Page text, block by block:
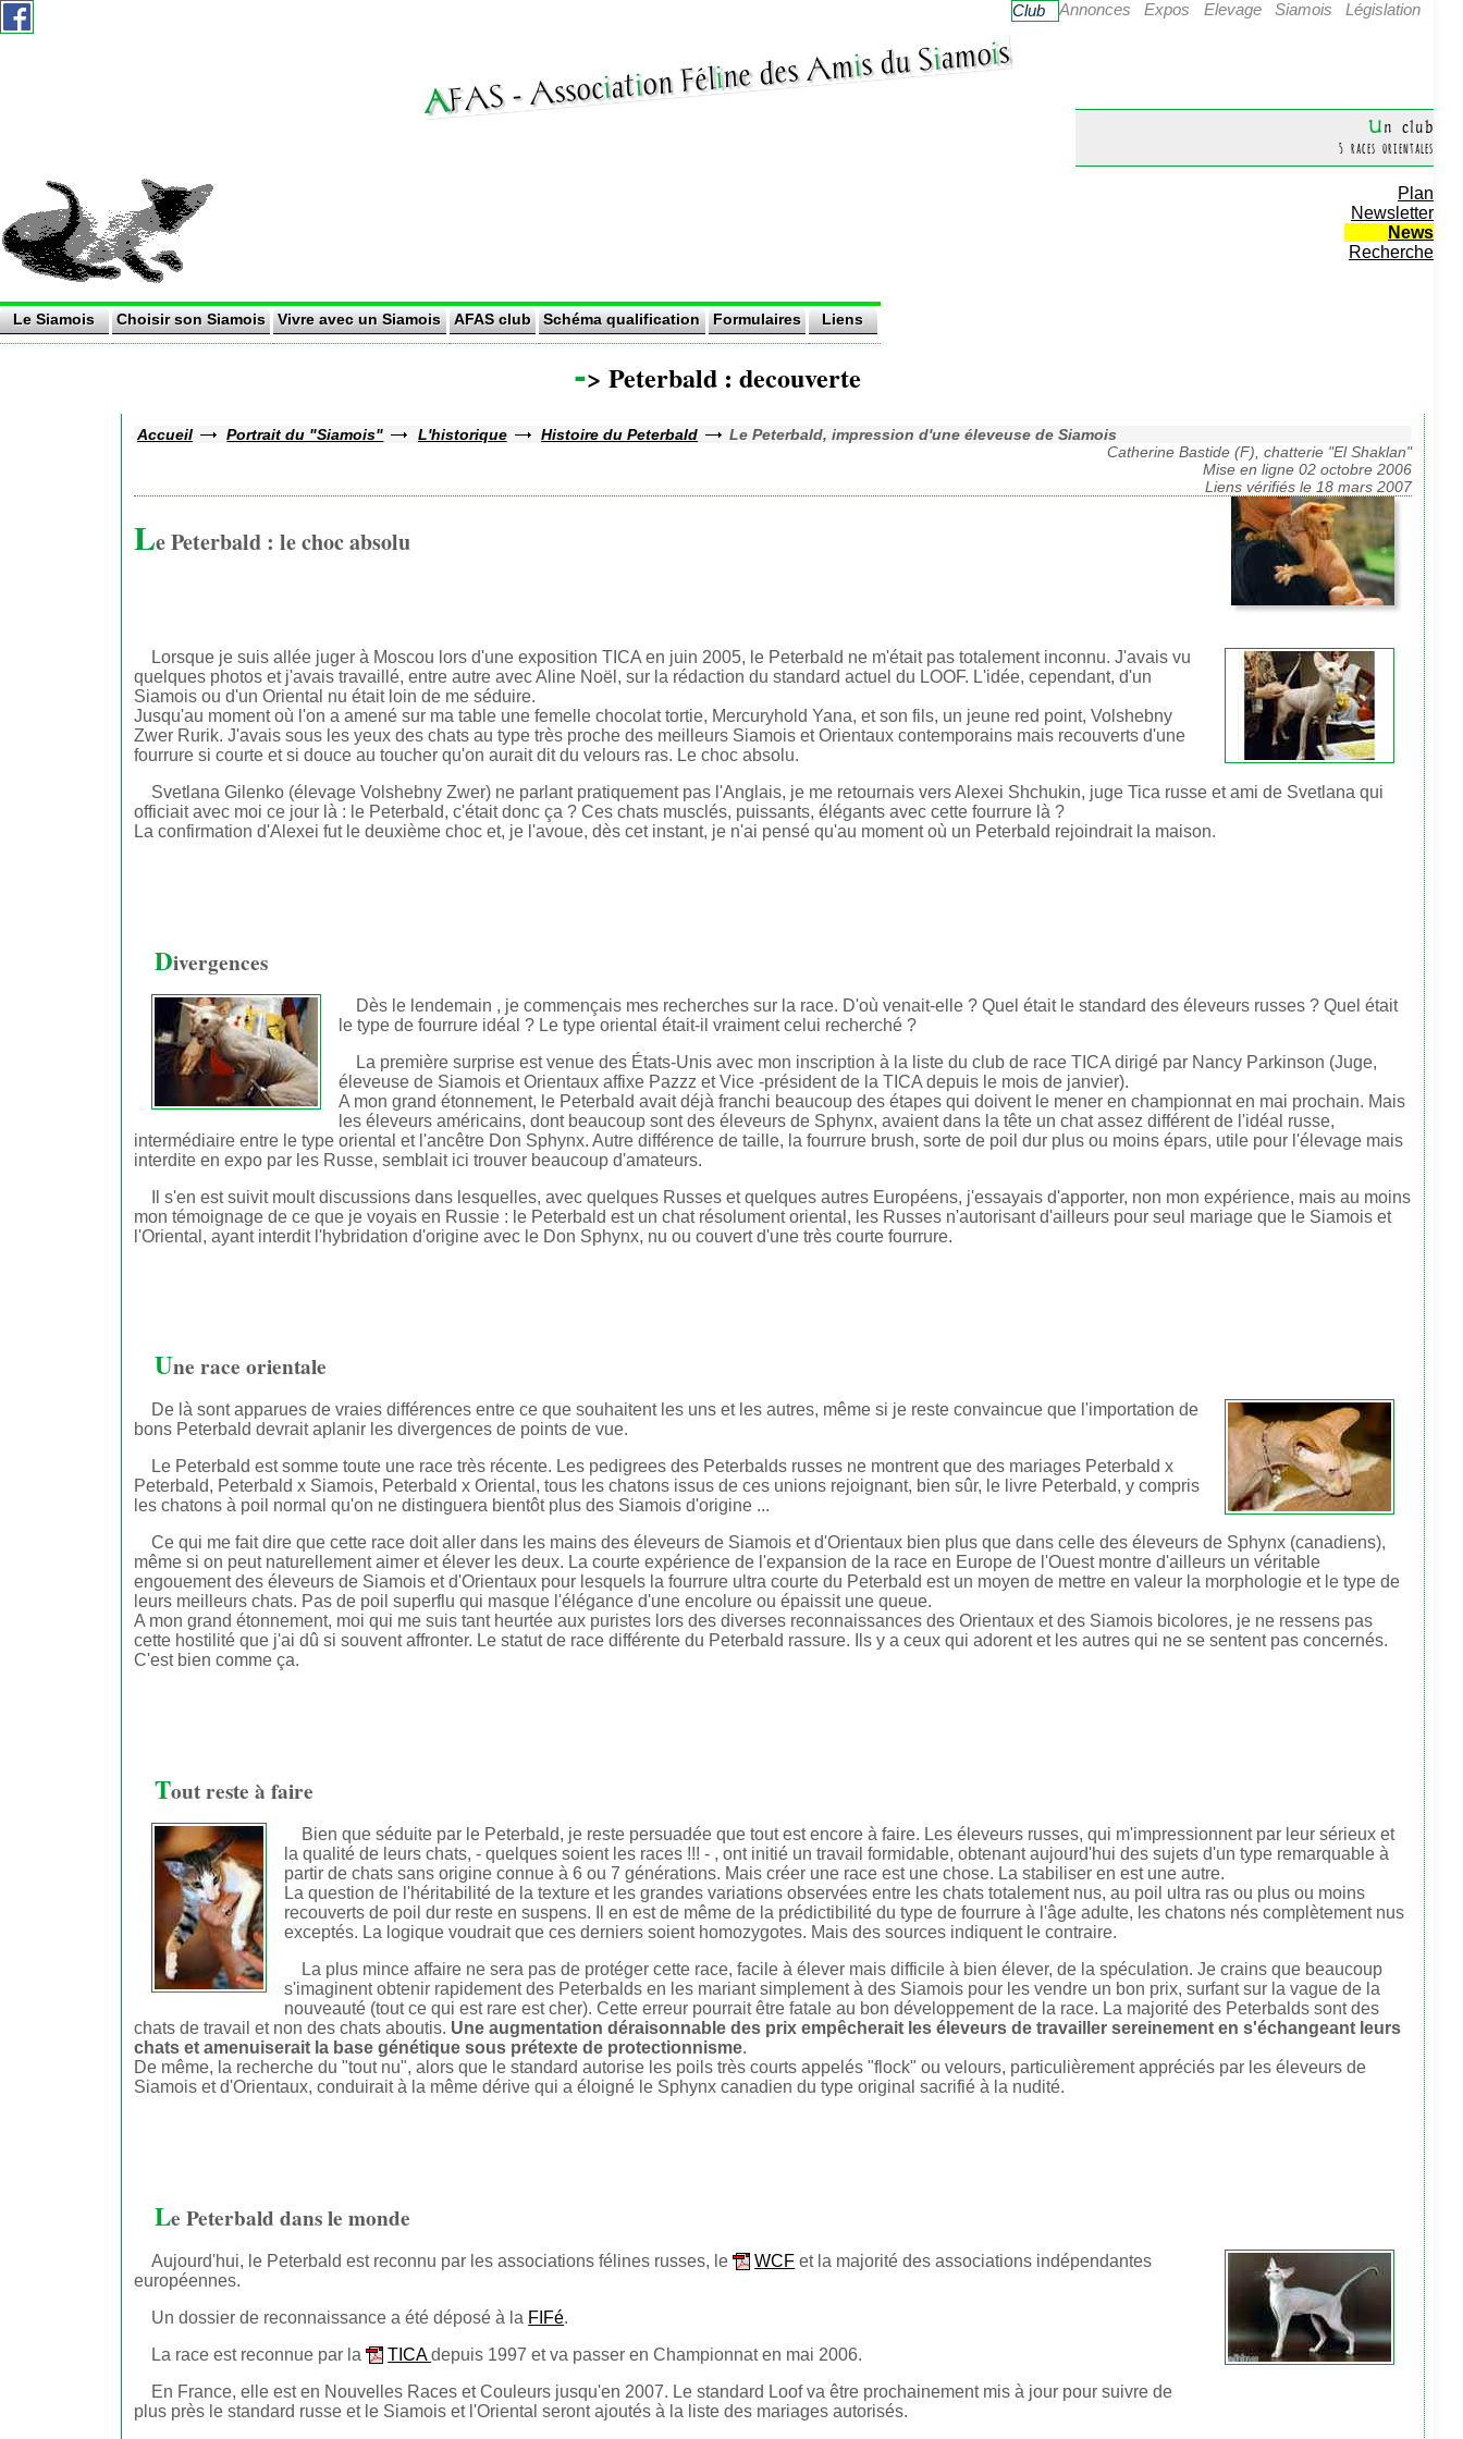
Club Annonces Expos Elevage Siamois Législation
AF
AS -Association Féline des Amis du Siamois
Un club
5 races orientales
Plan
Newsletter
News
Recherche
Le Siamois Choisir son Siamois Vivre avec un Siamois AFAS club Schéma qualification Formulaires Liens
-> Peterbald : decouverte
Accueil Portrait du "Siamois" L'historique Histoire du Peterbald
Le Peterbald, impression d'une éleveuse de Siamois
Catherine Bastide (F), chatterie "El Shaklan"
Mise en ligne 02 octobre 2006
Liens vérifiés le 18 mars 2007
Le Peterbald : le choc absolu
Lorsque je suis allée juger à Moscou lors d'une exposition TICA en juin 2005, le Peterbald ne m'était pas totalement inconnu. J'avais vu
quelques photos et j'avais travaillé, entre autre avec Aline Noël, sur la rédaction du standard actuel du LOOF. L'idée, cependant, d'un
Siamois ou d'un Oriental nu était loin de me séduire.
Jusqu'au moment où l'on a amené sur ma table une femelle chocolat tortie, Mercuryhold Yana, et son fils, un jeune red point, Volshebny
Zwer Rurik. J'avais sous les yeux des chats au type très proche des meilleurs Siamois et Orientaux contemporains mais recouverts d'une
fourrure si courte et si douce au toucher qu'on aurait dit du velours ras. Le choc absolu.
Svetlana Gilenko (élevage Volshebny Zwer) ne parlant pratiquement pas l'Anglais, je me retournais vers Alexei Shchukin, juge Tica russe et ami de Svetlana qui
officiait avec moi ce jour là : le Peterbald, c'était donc ça ? Ces chats musclés, puissants, élégants avec cette fourrure là ?
La confirmation d'Alexei fut le deuxième choc et, je l'avoue, dès cet instant, je n'ai pensé qu'au moment où un Peterbald rejoindrait la maison.
Divergences
Dès le lendemain , je commençais mes recherches sur la race. D'où venait-elle ? Quel était le standard des éleveurs russes ? Quel était
le type de fourrure idéal ? Le type oriental était-il vraiment celui recherché ?
La première surprise est venue des États-Unis avec mon inscription à la liste du club de race TICA dirigé par Nancy Parkinson (Juge,
éleveuse de Siamois et Orientaux affixe Pazzz et Vice -président de la TICA depuis le mois de janvier).
A mon grand étonnement, le Peterbald avait déjà franchi beaucoup des étapes qui doivent le mener en championnat en mai prochain. Mais
les éleveurs américains, dont beaucoup sont des éleveurs de Sphynx, avaient dans la tête un chat assez différent de l'idéal russe,
intermédiaire entre le type oriental et l'ancêtre Don Sphynx. Autre différence de taille, la fourrure brush, sorte de poil dur plus ou moins épars, utile pour l'élevage mais
interdite en expo par les Russe, semblait ici trouver beaucoup d'amateurs.
Il s'en est suivit moult discussions dans lesquelles, avec quelques Russes et quelques autres Européens, j'essayais d'apporter, non mon expérience, mais au moins
mon témoignage de ce que je voyais en Russie : le Peterbald est un chat résolument oriental, les Russes n'autorisant d'ailleurs pour seul mariage que le Siamois et
l'Oriental, ayant interdit l'hybridation d'origine avec le Don Sphynx, nu ou couvert d'une très courte fourrure.
Une race orientale
De là sont apparues de vraies différences entre ce que souhaitent les uns et les autres, même si je reste convaincue que l'importation de
bons Peterbald devrait aplanir les divergences de points de vue.
Le Peterbald est somme toute une race très récente. Les pedigrees des Peterbalds russes ne montrent que des mariages Peterbald x
Peterbald, Peterbald x Siamois, Peterbald x Oriental, tous les chatons issus de ces unions rejoignant, bien sûr, le livre Peterbald, y compris
les chatons à poil normal qu'on ne distinguera bientôt plus des Siamois d'origine ...
Ce qui me fait dire que cette race doit aller dans les mains des éleveurs de Siamois et d'Orientaux bien plus que dans celle des éleveurs de Sphynx (canadiens),
même si on peut naturellement aimer et élever les deux. La courte expérience de l'expansion de la race en Europe de l'Ouest montre d'ailleurs un véritable
engouement des éleveurs de Siamois et d'Orientaux pour lesquels la fourrure ultra courte du Peterbald est un moyen de mettre en valeur la morphologie et le type de
leurs meilleurs chats. Pas de poil superflu qui masque l'élégance d'une encolure ou épaissit une queue.
A mon grand étonnement, moi qui me suis tant heurtée aux puristes lors des diverses reconnaissances des Orientaux et des Siamois bicolores, je ne ressens pas
cette hostilité que j'ai dû si souvent affronter. Le statut de race différente du Peterbald rassure. Ils y a ceux qui adorent et les autres qui ne se sentent pas concernés.
C'est bien comme ça.
Tout reste à faire
Bien que séduite par le Peterbald, je reste persuadée que tout est encore à faire. Les éleveurs russes, qui m'impressionnent par leur sérieux et
la qualité de leurs chats, - quelques soient les races !!! - , ont initié un travail formidable, obtenant aujourd'hui des sujets d'un type remarquable à
partir de chats sans origine connue à 6 ou 7 générations. Mais créer une race est une chose. La stabiliser en est une autre.
La question de l'héritabilité de la texture et les grandes variations observées entre les chats totalement nus, au poil ultra ras ou plus ou moins
recouverts de poil dur reste en suspens. Il en est de même de la prédictibilité du type de fourrure à l'âge adulte, les chatons nés complètement nus
exceptés. La logique voudrait que ces derniers soient homozygotes. Mais des sources indiquent le contraire.
La plus mince affaire ne sera pas de protéger cette race, facile à élever mais difficile à bien élever, de la spéculation. Je crains que beaucoup
s'imaginent obtenir rapidement des Peterbalds en les mariant simplement à des Siamois pour les vendre un bon prix, surfant sur la vague de la
nouveauté (tout ce qui est rare est cher). Cette erreur pourrait être fatale au bon développement de la race. La majorité des Peterbalds sont des
chats de travail et non des chats aboutis. Une augmentation déraisonnable des prix empêcherait les éleveurs de travailler sereinement en s'échangeant leurs
chats et amenuiserait la base génétique sous prétexte de protectionnisme.
De même, la recherche du "tout nu", alors que le standard autorise les poils très courts appelés "flock" ou velours, particulièrement appréciés par les éleveurs de
Siamois et d'Orientaux, conduirait à la même dérive qui a éloigné le Sphynx canadien du type original sacrifié à la nudité.
Le Peterbald dans le monde
Aujourd'hui, le Peterbald est reconnu par les associations félines russes, le WCF et la majorité des associations indépendantes
européennes.
Un dossier de reconnaissance a été déposé à la FIFé.
La race est reconnue par la
TICAdepuis 1997 et va passer en Championnat en mai 2006.
En France, elle est en Nouvelles Races et Couleurs jusqu'en 2007. Le standard Loof va être prochainement mis à jour pour suivre de
plus près le standard russe et le Siamois et l'Oriental seront ajoutés à la liste des mariages autorisés.